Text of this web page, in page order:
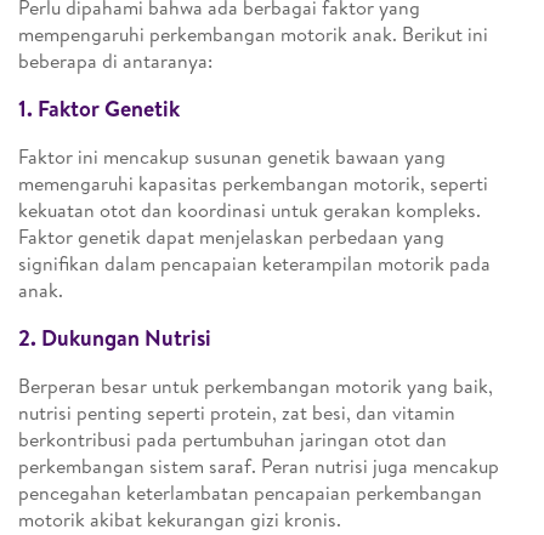
Perlu dipahami bahwa ada berbagai faktor yang
mempengaruhi perkembangan motorik anak. Berikut ini
beberapa di antaranya:
1. Faktor Genetik
Faktor ini mencakup susunan genetik bawaan yang
memengaruhi kapasitas perkembangan motorik, seperti
kekuatan otot dan koordinasi untuk gerakan kompleks.
Faktor genetik dapat menjelaskan perbedaan yang
signifikan dalam pencapaian keterampilan motorik pada
anak.
2. Dukungan Nutrisi
Berperan besar untuk perkembangan motorik yang baik,
nutrisi penting seperti protein, zat besi, dan vitamin
berkontribusi pada pertumbuhan jaringan otot dan
perkembangan sistem saraf. Peran nutrisi juga mencakup
pencegahan keterlambatan pencapaian perkembangan
motorik akibat kekurangan gizi kronis.